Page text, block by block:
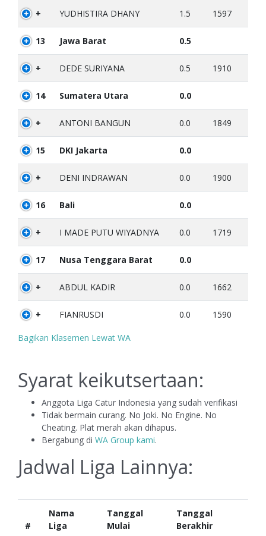
+ YUDHISTIRA DHANY 1.5 1597
13 Jawa Barat 0.5
+ DEDE SURIYANA 0.5 1910
14 Sumatera Utara 0.0
+ ANTONI BANGUN 0.0 1849
15 DKI Jakarta 0.0
+ DENI INDRAWAN 0.0 1900
16 Bali 0.0
+ I MADE PUTU WIYADNYA 0.0 1719
17 Nusa Tenggara Barat 0.0
+ ABDUL KADIR 0.0 1662
+ FIANRUSDI 0.0 1590
Bagikan Klasemen Lewat WA
Syarat keikutsertaan:
Anggota Liga Catur Indonesia yang sudah verifikasi
Tidak bermain curang. No Joki. No Engine. No
Cheating. Plat merah akan dihapus.
Bergabung di WA Group kami.
Jadwal Liga Lainnya:
#
Nama
Liga
Tanggal
Mulai
Tanggal
Berakhir